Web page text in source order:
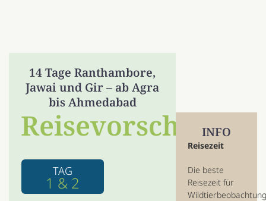
14 Tage Ranthambore,
Jawai und Gir – ab Agra
bis Ahmedabad
Reisevorschlag
TAG
1 & 2
INFO
Reisezeit
Die beste
Reisezeit für